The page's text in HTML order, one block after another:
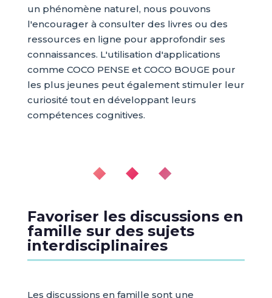
un phénomène naturel, nous pouvons
l'encourager à consulter des livres ou des
ressources en ligne pour approfondir ses
connaissances. L'utilisation d'applications
comme COCO PENSE et COCO BOUGE pour
les plus jeunes peut également stimuler leur
curiosité tout en développant leurs
compétences cognitives.
◆ ◆ ◆
Favoriser les discussions en
famille sur des sujets
interdisciplinaires
Les discussions en famille sont une